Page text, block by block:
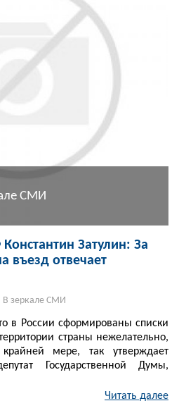
СМИ
Затулин: За
въезд отвечает
В зеркале СМИ
в России сформированы списки
страны нежелательно,
мере, так утверждает
Государственной Думы,
Читать далее